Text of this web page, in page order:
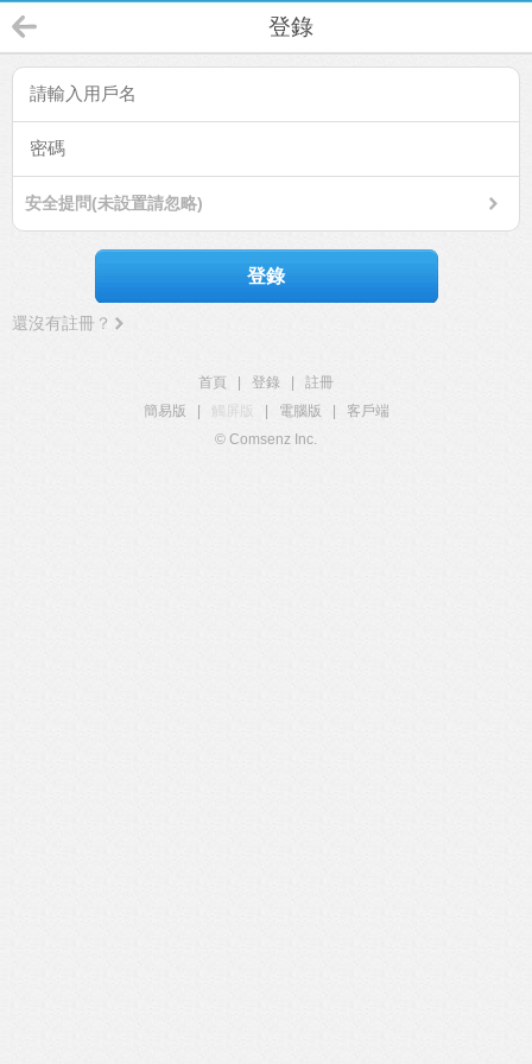
登錄
安全提問(未設置請忽略)
登錄
還沒有註冊？
首頁 登錄
註冊
簡易版
觸屏版 電腦版
客戶端
© Comsenz Inc.